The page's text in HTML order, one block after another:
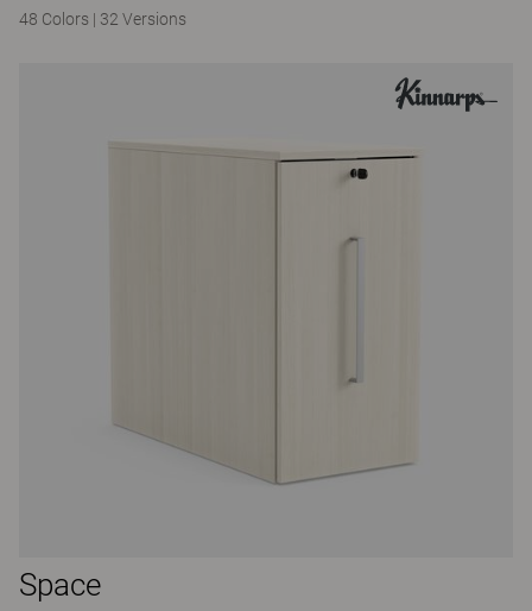
48 Colors | 32 Versions
Space